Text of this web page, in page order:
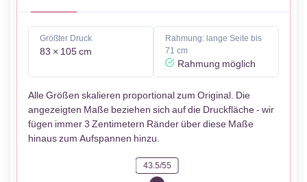
Größter Druck
83 × 105 cm
Rahmung: lange Seite bis
71 cm
Rahmung möglich
Alle Größen skalieren proportional zum Original. Die
angezeigten Maße beziehen sich auf die Druckfläche - wir
fügen immer 3 Zentimetern Ränder über diese Maße
hinaus zum Aufspannen hinzu.
43.5/55